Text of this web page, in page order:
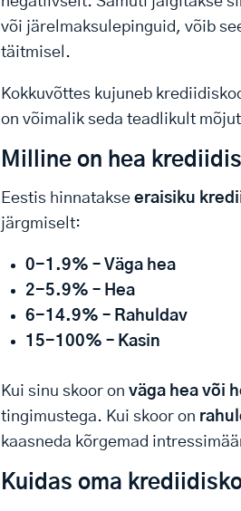
või järelmaksulepinguid, võib
täitmisel.
Kokkuvõttes kujuneb
on võimalik seda teadlikult
Milline on hea
Eestis hinnatakse eraisiku
järgmiselt:
0-1.9% – Väga hea
2-5.9% – Hea
6-14.9% – Rahuldav
15-100% – Kasin
Kui sinu skoor on väga hea või
tingimustega. Kui skoor on
kaasneda kõrgemad
Kuidas oma